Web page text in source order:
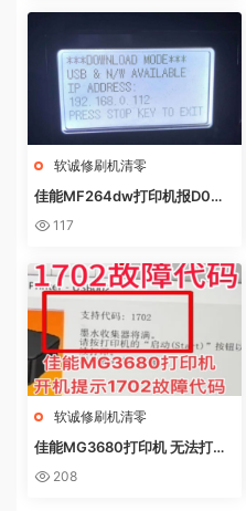
软诚修刷机清零
佳能MF264dw打印机报D0W
NL0AD MODE快速解决方法
117
软诚修刷机清零
佳能MG3680打印机 无法打印
电脑提示错误代码5B02 废墨收
208